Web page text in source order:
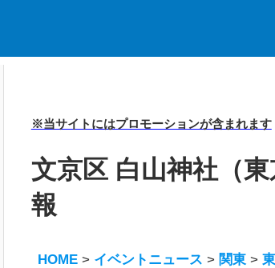
※当サイトにはプロモーションが含まれます
文京区 白山神社（
報
HOME > イベントニュース > 関東 >